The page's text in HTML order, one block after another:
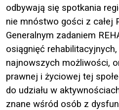
odbywają się spotkania
nie mnóstwo gości z całej
Generalnym zadaniem
osiągnięć
najnowszych możliwości,
prawnej i życiowej tej
do udziału w
znane wśród osób z